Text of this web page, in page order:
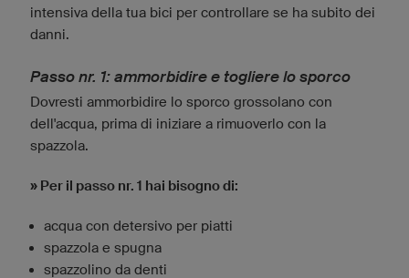
intensiva della tua bici per controllare se ha subito dei
danni.
Passo nr. 1: ammorbidire e togliere lo sporco
Dovresti ammorbidire lo sporco grossolano con
dell'acqua, prima di iniziare a rimuoverlo con la
spazzola.
» Per il passo nr. 1 hai bisogno di:
acqua con detersivo per piatti
spazzola e spugna
spazzolino da denti